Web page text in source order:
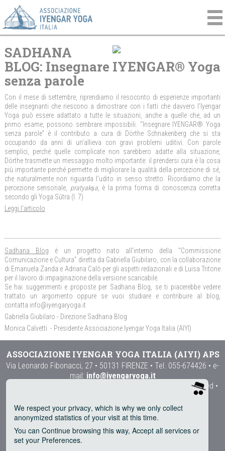
SADHANA
BLOG: Insegnare IYENGAR® Yoga
senza parole
Con il mese di settembre, riprendiamo il resoconto di esperienze importanti
delle insegnanti che riescono a dimostrare con i fatti che davvero l’Iyengar
Yoga può essere adattato a tutte le situazioni, anche a quelle che, ad un
primo esame, possono sembrare impossibili. “Insegnare IYENGAR® Yoga
senza parole” è il contributo a cura di Dörthe Schnakenberg che si sta
occupando da anni di un’allieva con gravi problemi uditivi. Con parole
semplici, perché quelle complicate non sarebbero adatte alla situazione,
Dörthe trasmette un messaggio molto importante: il prendersi cura è la cosa
più importante perché permette di migliorare la qualità della percezione di sé,
che naturalmente non riguarda l’udito in senso stretto. Ricordiamo che la
percezione sensoriale, pratyakṣa, è la prima forma di conoscenza corretta
secondo gli Yoga Sūtra (I. 7)
Leggi l'articolo
Sadhana Blog è un progetto nato all’interno della “Commissione
Comunicazione e Cultura” diretta da Gabriella Giubilaro, con la collaborazione
di Emanuela Zanda e Adriana Calò per gli aspetti redazionali e di Luisa Tritone
per il lavoro di impaginazione della versione scaricabile.
Se hai suggerimenti e proposte per Sadhana Blog, se ti piacerebbe vedere
trattato un argomento oppure se vuoi studiare e contribuire al blog,
contatta info@iyengaryoga.it
Gabriella Giubilaro - Direzione Sadhana Blog
Monica Calvetti - Presidente Associazione Iyengar Yoga Italia (AIYI)
ASSOCIAZIONE IYENGAR YOGA ITALIA (AIYI) APS
Via Leonardo Fibonacci, 27 • 50131 FIRENZE • Tel. 055-674426 • e-
mail: info@iyengaryoga.it
Copyright © 2015 by IYENGAR® Yoga (Italy) • all rights reserved •
SEGUI LE NOSTRE PAGINE SU INSTAGRAM E FACEBOOK
We respect your privacy, which is why we only collect
anonymized statistics of your visit at this time.
You can Continue browsing this way, Accept all services or
set your Preferences.